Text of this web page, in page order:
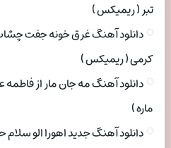
تبر ( ریمیکس )
دانلود آهنگ غرق خونه جفت
کرمی ( ریمیکس )
دانلود آهنگ مه جان مار از
ماره )
دانلود آهنگ جدید اهورا الو